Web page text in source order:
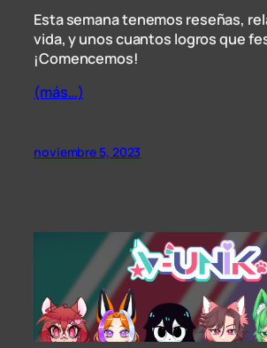
Esta semana tenemos reseñas,
vida, y unos cuantos logros que
¡Comencemos!
(más…)
noviembre 5, 2023